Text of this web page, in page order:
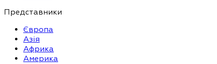
Представники
Європа
Азія
Африка
Америка